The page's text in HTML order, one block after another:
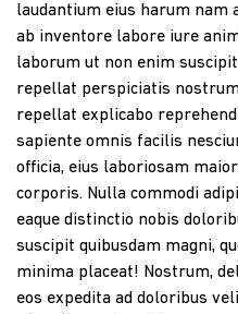
laudantium eius harum nam
ab inventore labore iure
laborum ut non enim
repellat perspiciatis
repellat explicabo
sapiente omnis facilis
officia, eius laboriosam
corporis. Nulla commodi
eaque distinctio nobis
suscipit quibusdam magni,
minima placeat! Nostrum,
eos expedita ad doloribus